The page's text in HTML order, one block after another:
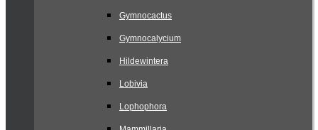
Gymnocactus
Gymnocalycium
Hildewintera
Lobivia
Lophophora